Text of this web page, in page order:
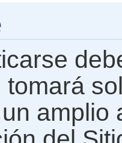
tomará
amplio